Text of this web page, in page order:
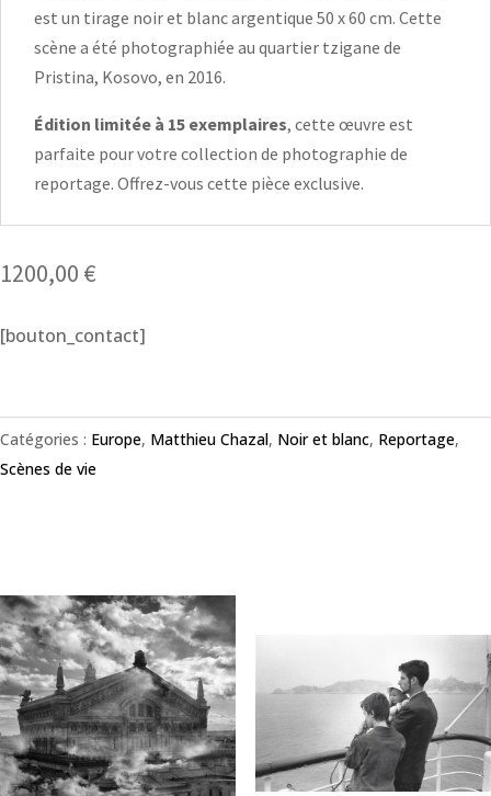
est un tirage noir et blanc argentique 50 x 60 cm. Cette
scène a été photographiée au quartier tzigane de
Pristina, Kosovo, en 2016.
Édition limitée à 15 exemplaires, cette œuvre est
parfaite pour votre collection de photographie de
reportage. Offrez-vous cette pièce exclusive.
1200,00 €
[bouton_contact]
Catégories : Europe, Matthieu Chazal, Noir et blanc, Reportage,
Scènes de vie